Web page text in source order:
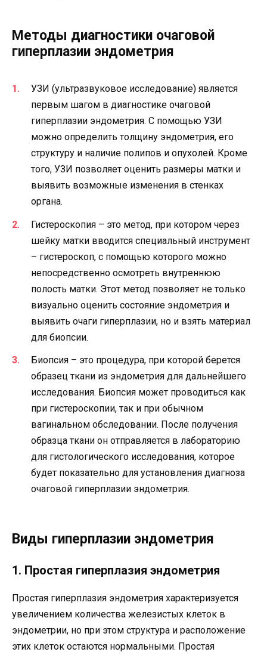
Методы диагностики очаговой
гиперплазии эндометрия
УЗИ (ультразвуковое исследование) является
первым шагом в диагностике очаговой
гиперплазии эндометрия. С помощью УЗИ
можно определить толщину эндометрия, его
структуру и наличие полипов и опухолей. Кроме
того, УЗИ позволяет оценить размеры матки и
выявить возможные изменения в стенках
органа.
Гистероскопия – это метод, при котором через
шейку матки вводится специальный инструмент
– гистероскоп, с помощью которого можно
непосредственно осмотреть внутреннюю
полость матки. Этот метод позволяет не только
визуально оценить состояние эндометрия и
выявить очаги гиперплазии, но и взять материал
для биопсии.
Биопсия – это процедура, при которой берется
образец ткани из эндометрия для дальнейшего
исследования. Биопсия может проводиться как
при гистероскопии, так и при обычном
вагинальном обследовании. После получения
образца ткани он отправляется в лабораторию
для гистологического исследования, которое
будет показательно для установления диагноза
очаговой гиперплазии эндометрия.
Виды гиперплазии эндометрия
1. Простая гиперплазия эндометрия
Простая гиперплазия эндометрия характеризуется
увеличением количества железистых клеток в
эндометрии, но при этом структура и расположение
этих клеток остаются нормальными. Простая